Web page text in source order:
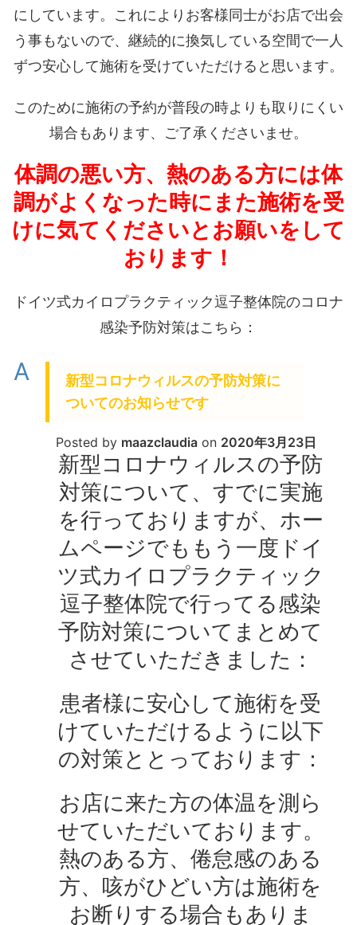
にしています。これによりお客様同士がお店で出会
う事もないので、継続的に換気している空間で一人
ずつ安心して施術を受けていただけると思います。
このために施術の予約が普段の時よりも取りにくい
場合もあります、ご了承くださいませ。
体調の悪い方、熱のある方には体
調がよくなった時にまた施術を受
けに気てくださいとお願いをして
おります！
ドイツ式カイロプラクティック逗子整体院のコロナ
感染予防対策はこちら：
A
新型コロナウィルスの予防対策に
ついてのお知らせです
Posted by maazclaudia on 2020年3月23日
新型コロナウィルスの予防
対策について、すでに実施
を行っておりますが、ホー
ムページでももう一度ドイ
ツ式カイロプラクティック
逗子整体院で行ってる感染
予防対策についてまとめて
させていただきました：
患者様に安心して施術を受
けていただけるように以下
の対策ととっております：
お店に来た方の体温を測ら
せていただいております。
熱のある方、倦怠感のある
方、咳がひどい方は施術を
お断りする場合もありま